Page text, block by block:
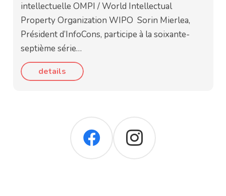
intellectuelle OMPI / World Intellectual
Property Organization WIPO Sorin Mierlea,
Président d’InfoCons, participe à la soixante-
septième série…
details